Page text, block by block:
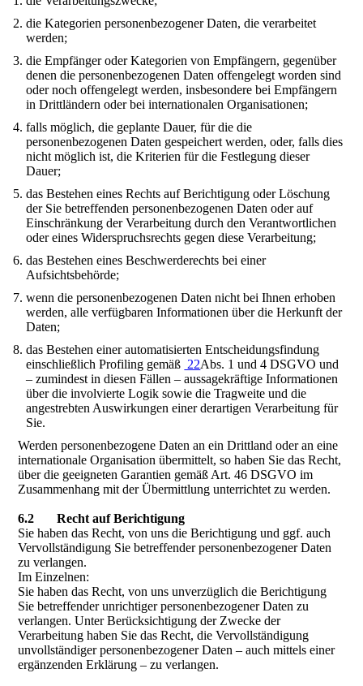
die Kategorien personenbezogener Daten, die verarbeitet
werden;
die Empfänger oder Kategorien von Empfängern, gegenüber
denen die personenbezogenen Daten offengelegt worden sind
oder noch offengelegt werden, insbesondere bei Empfängern
in Drittländern oder bei internationalen Organisationen;
falls möglich, die geplante Dauer, für die die
personenbezogenen Daten gespeichert werden, oder, falls dies
nicht möglich ist, die Kriterien für die Festlegung dieser
Dauer;
das Bestehen eines Rechts auf Berichtigung oder Löschung
der Sie betreffenden personenbezogenen Daten oder auf
Einschränkung der Verarbeitung durch den Verantwortlichen
oder eines Widerspruchsrechts gegen diese Verarbeitung;
das Bestehen eines Beschwerderechts bei einer
Aufsichtsbehörde;
wenn die personenbezogenen Daten nicht bei Ihnen erhoben
werden, alle verfügbaren Informationen über die Herkunft der
Daten;
das Bestehen einer automatisierten Entscheidungsfindung
einschließlich Profiling gemäß 22Abs. 1 und 4 DSGVO und
– zumindest in diesen Fällen – aussagekräftige Informationen
über die involvierte Logik sowie die Tragweite und die
angestrebten Auswirkungen einer derartigen Verarbeitung für
Sie.
Werden personenbezogene Daten an ein Drittland oder an eine
internationale Organisation übermittelt, so haben Sie das Recht,
über die geeigneten Garantien gemäß Art. 46 DSGVO im
Zusammenhang mit der Übermittlung unterrichtet zu werden.
6.2 Recht auf Berichtigung
Sie haben das Recht, von uns die Berichtigung und ggf. auch
Vervollständigung Sie betreffender personenbezogener Daten
zu verlangen.
Im Einzelnen:
Sie haben das Recht, von uns unverzüglich die Berichtigung
Sie betreffender unrichtiger personenbezogener Daten zu
verlangen. Unter Berücksichtigung der Zwecke der
Verarbeitung haben Sie das Recht, die Vervollständigung
unvollständiger personenbezogener Daten – auch mittels einer
ergänzenden Erklärung – zu verlangen.